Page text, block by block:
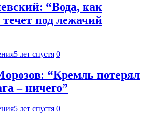
“Вода, как
течет под лежачий
5 лет спустя 0
“Кремль потерял
– ничего”
5 лет спустя 0